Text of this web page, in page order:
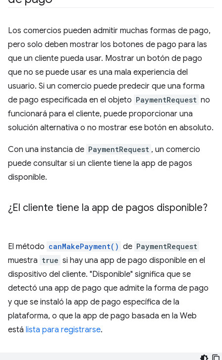
Los comercios pueden admitir muchas formas de pago,
pero solo deben mostrar los botones de pago para las
que un cliente pueda usar. Mostrar un botón de pago
que no se puede usar es una mala experiencia del
usuario. Si un comercio puede predecir que una forma
de pago especificada en el objeto PaymentRequest no
funcionará para el cliente, puede proporcionar una
solución alternativa o no mostrar ese botón en absoluto.
Con una instancia de PaymentRequest , un comercio
puede consultar si un cliente tiene la app de pagos
disponible.
¿El cliente tiene la app de pagos disponible?
El método canMakePayment() de PaymentRequest
muestra true si hay una app de pago disponible en el
dispositivo del cliente. "Disponible" significa que se
detectó una app de pago que admite la forma de pago
y que se instaló la app de pago específica de la
plataforma, o que la app de pago basada en la Web
está lista para registrarse.